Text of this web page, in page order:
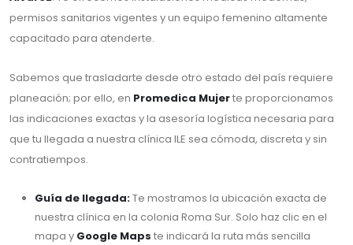
permisos sanitarios vigentes y un equipo femenino altamente
capacitado para atenderte.
Sabemos que trasladarte desde otro estado del país requiere
planeación; por ello, en Promedica Mujerte proporcionamos
las indicaciones exactas y la asesoría logística necesaria para
que tu llegada a nuestra clínica ILE sea cómoda, discreta y sin
contratiempos.
Guía de llegada:Te mostramos la ubicación exacta de
nuestra clínica en la colonia Roma Sur. Solo haz clic en el
mapa y Google Maps te indicará la ruta más sencilla